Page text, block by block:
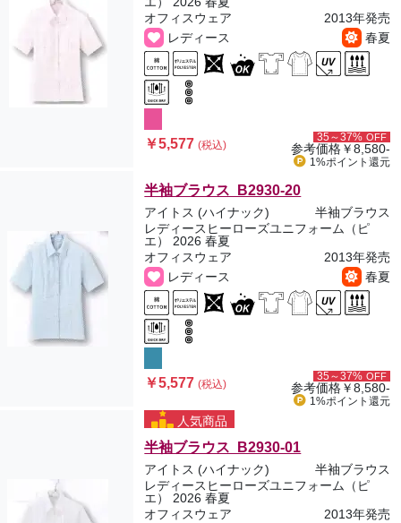
オフィスウェア
2013年発売
レディース
春夏
￥5,577(税込)
35～37% OFF
参考価格￥8,580-
1%ポイント 還元
半袖ブラウス B2930-20
アイトス (ハイナック)
半袖ブラウス
レディースヒーローズユニフォーム（ピ
エ） 2026 春夏
オフィスウェア
2013年発売
レディース
春夏
￥5,577(税込)
35～37% OFF
参考価格￥8,580-
1%ポイント 還元
人気商品
半袖ブラウス B2930-01
アイトス (ハイナック)
半袖ブラウス
レディースヒーローズユニフォーム（ピ
エ） 2026 春夏
オフィスウェア
2013年発売